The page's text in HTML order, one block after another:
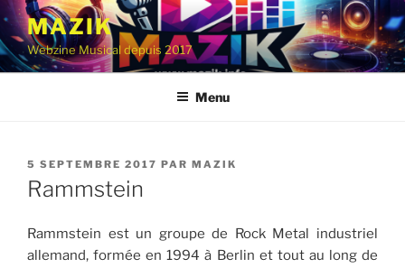
Aller
contenu
principal
MAZIK
Webzine Musical depuis 2017
Menu
PUBLIÉ
LE
5 SEPTEMBRE 2017 PAR MAZIK
Rammstein
Rammstein est un groupe de Rock Metal industriel
allemand, formée en 1994 à Berlin et tout au long de